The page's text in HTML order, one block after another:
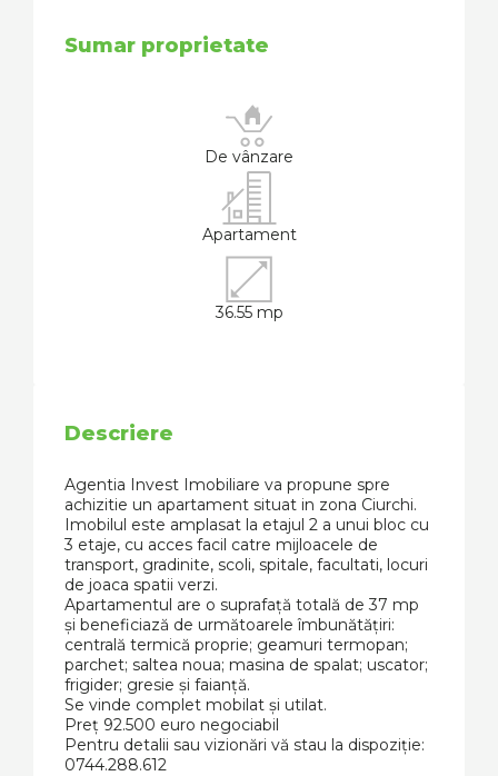
Sumar proprietate
De vânzare
Apartament
36.55 mp
Descriere
Agentia Invest Imobiliare va propune spre
achizitie un apartament situat in zona Ciurchi.
Imobilul este amplasat la etajul 2 a unui bloc cu
3 etaje, cu acces facil catre mijloacele de
transport, gradinite, scoli, spitale, facultati, locuri
de joaca spatii verzi.
Apartamentul are o suprafață totală de 37 mp
și beneficiază de următoarele îmbunătățiri:
centrală termică proprie; geamuri termopan;
parchet; saltea noua; masina de spalat; uscator;
frigider; gresie și faianță.
Se vinde complet mobilat și utilat.
Preț 92.500 euro negociabil
Pentru detalii sau vizionări vă stau la dispoziție:
0744.288.612